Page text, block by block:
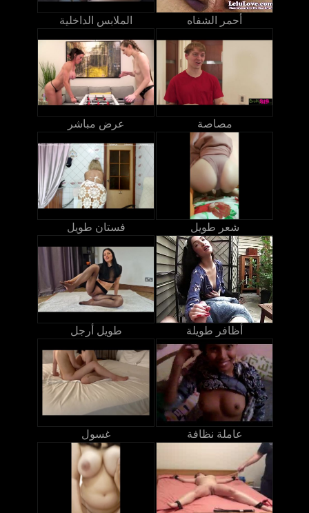
الملابس الداخلية أحمر الشفاه
عرض مباشر مصاصة
فستان طويل شعر طويل
طويل أرجل أظافر طويلة
غسول عاملة نظافة